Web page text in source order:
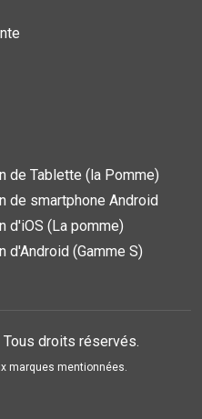
de Tablette (la Pomme)
de smartphone Android
d'iOS (La pomme)
d'Android (Gamme S)
Tous droits réservés.
marques mentionnées.